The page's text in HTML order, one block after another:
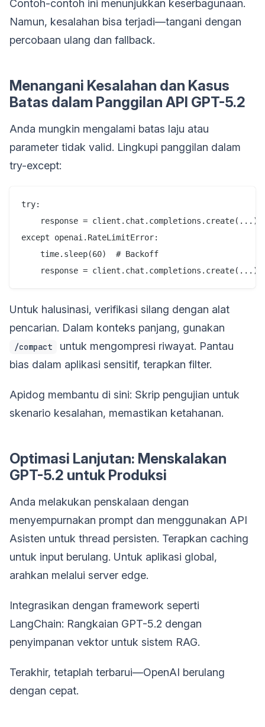
Contoh-contoh ini menunjukkan keserbagunaan.
Namun, kesalahan bisa terjadi—tangani dengan
percobaan ulang dan fallback.
Menangani Kesalahan dan Kasus
Batas dalam Panggilan API GPT-5.2
Anda mungkin mengalami batas laju atau
parameter tidak valid. Lingkupi panggilan dalam
try-except:
try:
    response = client.chat.completions.create(...)
except openai.RateLimitError:
    time.sleep(60)  # Backoff
Untuk halusinasi, verifikasi silang dengan alat
pencarian. Dalam konteks panjang, gunakan
/compact
untuk mengompresi riwayat. Pantau
bias dalam aplikasi sensitif, terapkan filter.
Apidog membantu di sini: Skrip pengujian untuk
skenario kesalahan, memastikan ketahanan.
Optimasi Lanjutan: Menskalakan
GPT-5.2 untuk Produksi
Anda melakukan penskalaan dengan
menyempurnakan prompt dan menggunakan API
Asisten untuk thread persisten. Terapkan caching
untuk input berulang. Untuk aplikasi global,
arahkan melalui server edge.
Integrasikan dengan framework seperti
LangChain: Rangkaian GPT-5.2 dengan
penyimpanan vektor untuk sistem RAG.
Terakhir, tetaplah terbarui—OpenAI berulang
dengan cepat.